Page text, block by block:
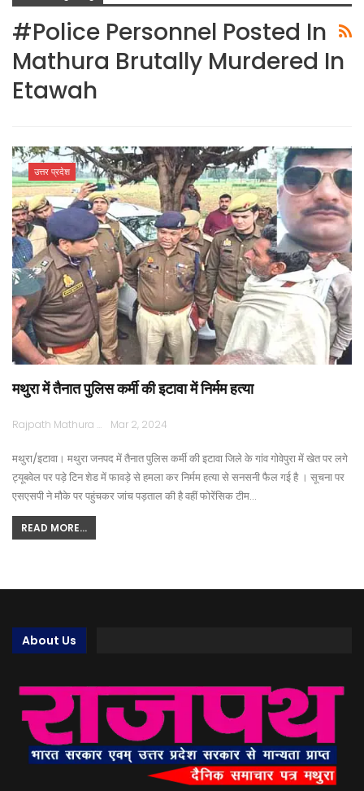
#Police Personnel Posted In
Mathura Brutally Murdered In
Etawah
उत्तर प्रदेश
मथुरा में तैनात पुलिस कर्मी की इटावा में निर्मम हत्या
Rajpath Mathura Mar 2, 2024
मथुरा/इटावा। मथुरा जनपद में तैनात पुलिस कर्मी की इटावा जिले के गांव गोवेपुरा में खेत पर लगे
ट्यूबवेल पर पड़े टिन शेड में फावड़े से हमला कर निर्मम हत्या से सनसनी फैल गई है । सूचना पर
एसएसपी ने मौके पर पहुंचकर जांच पड़ताल की है वहीं फोरेंसिक टीम…
READ MORE...
About Us